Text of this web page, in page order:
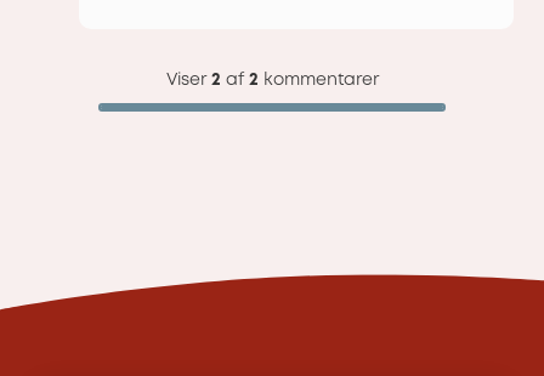
Viser 2 af 2 kommentarer